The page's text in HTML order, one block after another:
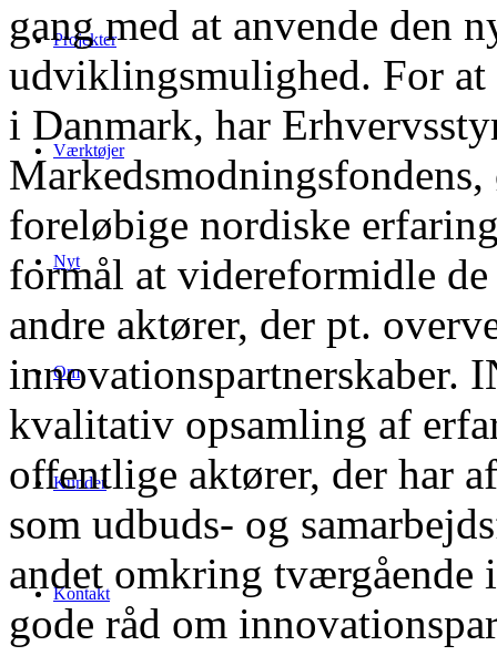
Projekter
Værktøjer
Nyt
Om
Kunder
Kontakt
gang med at anvende den
udviklingsmulighed. For at
i Danmark, har
Markedsmodningsfondens,
foreløbige nordiske
formål at videreformidle
andre aktører, der pt.
innovationspartnerskaber.
kvalitativ opsamling af
offentlige aktører, der har
som udbuds- og
andet omkring tværgående
gode råd om